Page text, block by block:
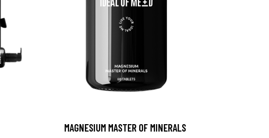
MAGNESIUM MASTER OF MINERALS